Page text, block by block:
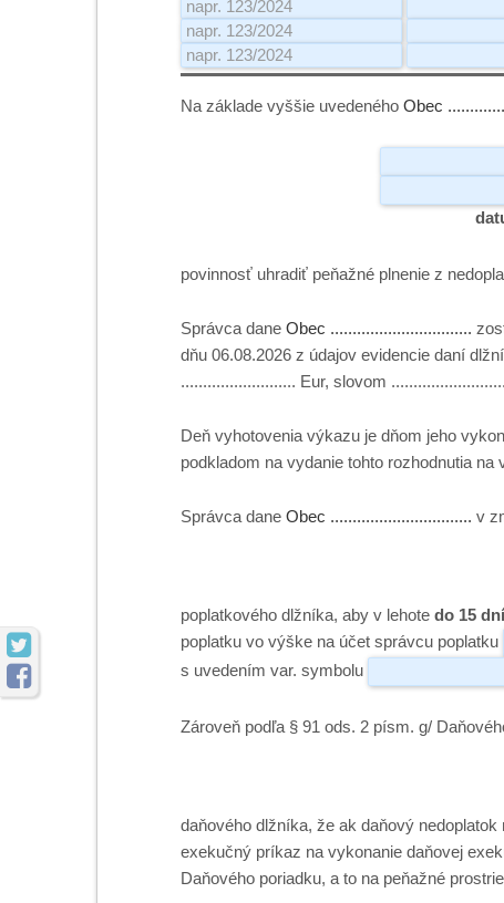


Na základe vyššie uvedeného Obec
povinnosť uhradiť peňažné plnenie z
Správca dane Obec ................................
dňu 06.08.2026 z údajov evidencie daní
.......................... Eur, slovom
Deň vyhotovenia výkazu je dňom jeho
podkladom na vydanie tohto rozhodnutia na
Správca dane Obec ................................ v
poplatkového dlžníka, aby v lehote do 15 dní
poplatku vo výške na účet správcu poplatku
s uvedením var. symbolu
Zároveň podľa § 91 ods. 2 písm. g/
daňového dlžníka, že ak daňový
exekučný príkaz na vykonanie daňovej
Daňového poriadku, a to na peňažné